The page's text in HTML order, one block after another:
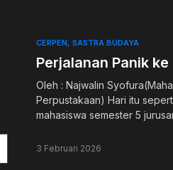
CERPEN SASTRA BUDAYA
Perjalanan Panik
Oleh : Najwalin
Perpustakaan) Hari itu
mahasiswa semester 5
3 Februari 2026